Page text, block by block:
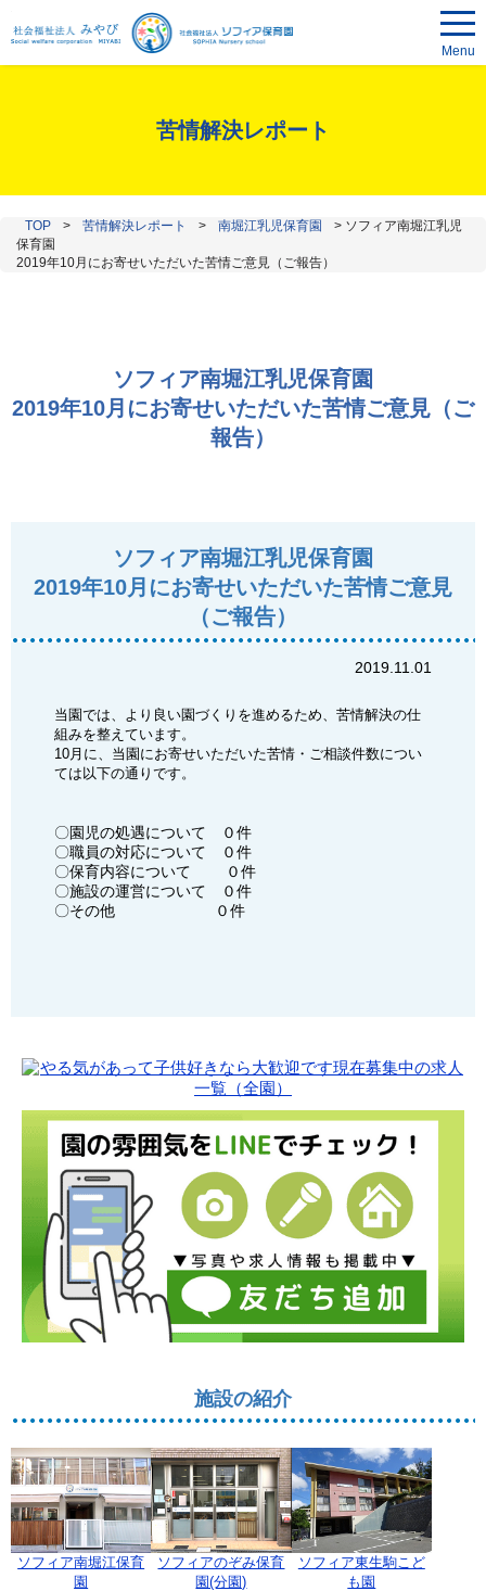
Menu
苦情解決レポート
TOP > 苦情解決レポート > 南堀江乳児保育園 > ソフィア南堀江乳児
保育園
2019年10月にお寄せいただいた苦情ご意見（ご報告）
ソフィア南堀江乳児保育園
2019年10月にお寄せいただいた苦情ご意見（ご
報告）
ソフィア南堀江乳児保育園
2019年10月にお寄せいただいた苦情ご意見
（ご報告）
2019.11.01
当園では、より良い園づくりを進めるため、苦情解決の仕
組みを整えています。
10月に、当園にお寄せいただいた苦情・ご相談件数につい
ては以下の通りです。
〇園児の処遇について ０件
〇職員の対応について ０件
〇保育内容について ０件
〇施設の運営について ０件
〇その他 ０件
施設の紹介
ソフィア南堀江保育
園
ソフィアのぞみ保育
園(分園)
ソフィア東生駒こど
も園